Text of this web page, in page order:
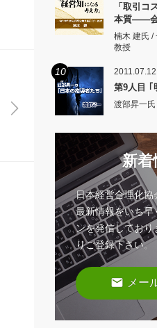
「取引コ
本質――会
楠木 建氏 /
教授
10 2011.07.12
第9人目 ｢
渡部昇一氏
新着
日本経営合理化
最新情報をいち早
ンを発信しており
りご登録下さい。
email メー